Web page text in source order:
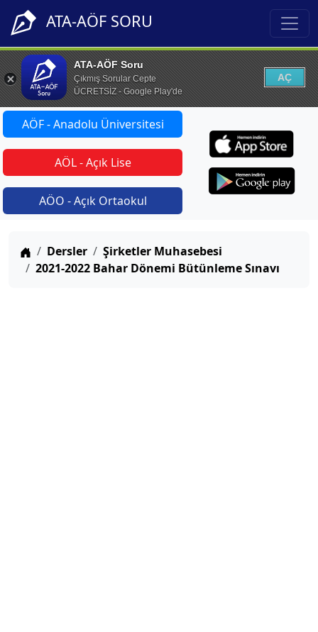
ATA-AÖF SORU
ATA-AÖF Soru
Çıkmış Sorular Cepte
ÜCRETSİZ - Google Play'de
AÇ
AÖF - Anadolu Üniversitesi
AÖL - Açık Lise
AÖO - Açık Ortaokul
Anasayfa
Dersler
Şirketler Muhasebesi
2021-2022 Bahar Dönemi Bütünleme Sınavı